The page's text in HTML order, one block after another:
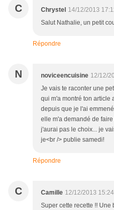
C Chrystel 14/12/2013
Salut Nathalie, un petit
Répondre
N noviceencuisine 12/12/
Je vais te raconter une
qui m'a montré ton article
depuis que je l'ai
elle m'a demandé de
j'aurai pas le choix... je
je<br /> publie samedi!
Répondre
C Camille 12/12/2013 15:24
Super cette recette !! Une